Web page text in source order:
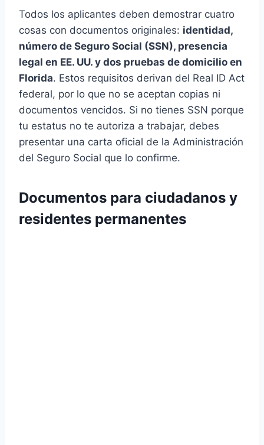
Todos los aplicantes deben demostrar cuatro
cosas con documentos originales: identidad,
número de Seguro Social (SSN), presencia
legal en EE. UU. y dos pruebas de domicilio en
Florida. Estos requisitos derivan del Real ID Act
federal, por lo que no se aceptan copias ni
documentos vencidos. Si no tienes SSN porque
tu estatus no te autoriza a trabajar, debes
presentar una carta oficial de la Administración
del Seguro Social que lo confirme.
Documentos para ciudadanos y
residentes permanentes